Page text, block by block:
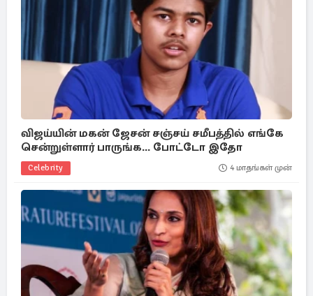
விஜய்யின் மகன் ஜேசன் சஞ்சய் சமீபத்தில் எங்கே
சென்றுள்ளார் பாருங்க... போட்டோ இதோ
Celebrity 4 மாதங்கள் முன்